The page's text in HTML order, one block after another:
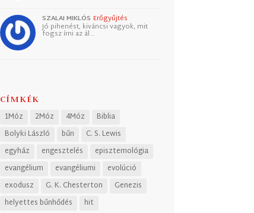
SZALAI MIKLÓS Erőgyűjtés
Jó pihenést, kiváncsi vagyok, mit
fogsz írni az ál…
CÍMKÉK
1Móz 2Móz 4Móz
Biblia
Bolyki László
bűn
C. S. Lewis
egyház
engesztelés
episztemológia
evangélium
evangéliumi
evolúció
exodusz
G. K. Chesterton
Genezis
helyettes bűnhődés
hit